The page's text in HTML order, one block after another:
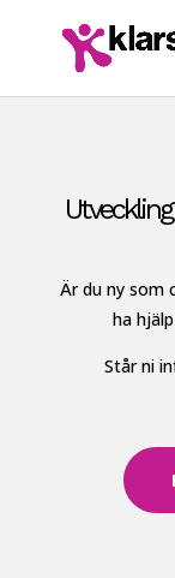
Är du ny som
ha
Står ni